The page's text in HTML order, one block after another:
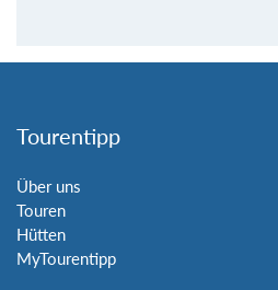
Tourentipp
Über uns
Touren
Hütten
MyTourentipp